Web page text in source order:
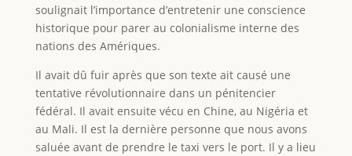
soulignait l’importance d’entretenir une conscience
historique pour parer au colonialisme interne des
nations des Amériques.
Il avait dû fuir après que son texte ait causé une
tentative révolutionnaire dans un pénitencier
fédéral. Il avait ensuite vécu en Chine, au Nigéria et
au Mali. Il est la dernière personne que nous avons
saluée avant de prendre le taxi vers le port. Il y a lieu